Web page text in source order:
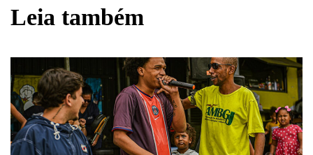
Leia também